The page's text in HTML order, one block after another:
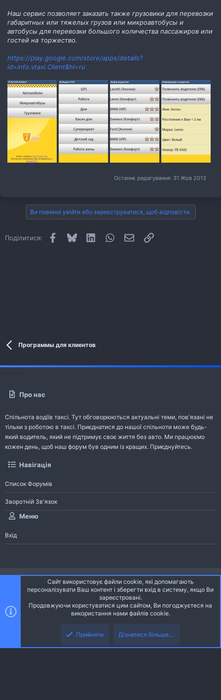
Наш сервис позволяет заказать также грузовики для перевозки
габаритных или тяжелых грузов или микроавтобусы и
автобусы для перевозки большого количества пассажиров или
гостей на торжество.
https://play.google.com/store/apps/details?
id=info.vtaxi.Client&hl=ru
Останнє редагування: 31 Жов 2013
Ви повинні увійти або зареєструватися, щоб відповісти.
Поділитися: FacebookBluesky LinkedInWhatsApp
E-mailПосилання
Программы для клиентов
Про нас
Спільнота водіїв таксі. Тут обговорюються актуальні теми, пов'язані не
тільки з роботою в таксі. Приєднатися до нашої спільноти може будь-
який водитель, який не підтримує своє життя без авто. Ми працюємо
кожен день, щоб наш форум був одним із кращих. Приєднуйтесь.
Навігація
Список Форумів
Зворотній Зв'язок
Меню
Вхід
Ніч
Українська (UA)
S
Community platform by XenForo® © 2010-2026 XenForo Ltd.
Community platform by XenForo © 2010-2022 XenForo Ltd. | dev: Pages
Сайт використовує файли cookie, які допомагають
персоналізувати Ваш контент і зберегти вхід в систему, якщо Ви
зареєстровані.
Продовжуючи користуватися цим сайтом, Ви погоджуєтеся на
використання нами файлів cookie.
Прийняти Дізнатися більше....